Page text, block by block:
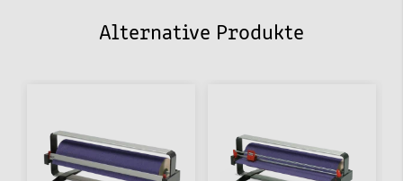
Alternative Produkte